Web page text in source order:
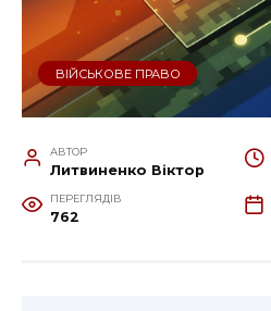
ВІЙСЬКОВЕ ПРАВО
АВТОР
Литвиненко Віктор
ПЕРЕГЛЯДІВ
762